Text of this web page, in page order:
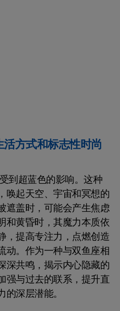
活方式和标志性时尚
到超蓝色的影响。这种
唤起天空、宇宙和冥想的
遮盖时，可能会产生焦虑
和黄昏时，其魔力本质依
，提高专注力，点燃创造
动。作为一种与双鱼座相
深共鸣，揭示内心隐藏的
强与过去的联系，提升直
深层潜能。